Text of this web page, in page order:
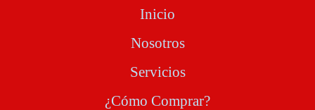
Inicio
Nosotros
Servicios
¿Cómo Comprar?